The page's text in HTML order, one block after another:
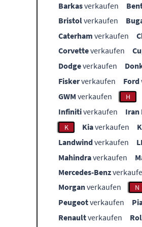
Barkasverkaufen
Bristolverkaufen
Caterham verkaufen
Corvetteverkaufen
Dodgeverkaufen
Fiskerverkaufen Ford
GWM verkaufen H
Infinitiverkaufen Iran
K Kiaverkaufen
Landwindverkaufen
Mahindraverkaufen
Mercedes-Benz
Morganverkaufen N
Peugeotverkaufen
Renaultverkaufen